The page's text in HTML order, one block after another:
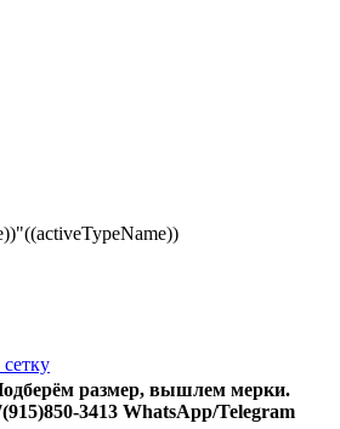
((activeTypeName))
размер, вышлем мерки.
3413 WhatsApp/Telegram